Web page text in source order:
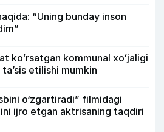
“Uning bunday inson
koʻrsatgan kommunal xoʻjaligi
etilishi mumkin
o‘zgartiradi” filmidagi
ijro etgan aktrisaning taqdiri